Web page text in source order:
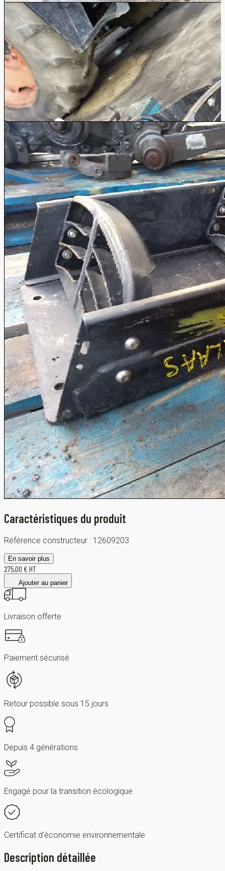
Caractéristiques du produit
Référence constructeur : 12609203
En savoir plus
275,00 € HT
Ajouter au panier
Livraison offerte
Paiement sécurisé
Retour possible sous 15 jours
Depuis 4 générations
Engagé pour la transition écologique
Certificat d'économie environnementale
Description détaillée